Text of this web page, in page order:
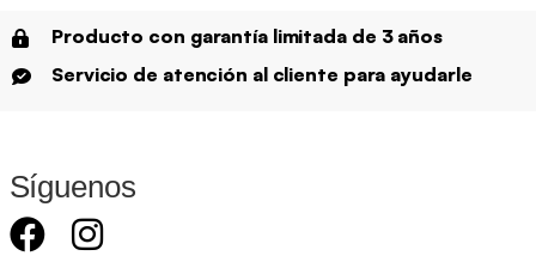
Producto con garantía limitada de 3 años
Servicio de atención al cliente para ayudarle
Síguenos